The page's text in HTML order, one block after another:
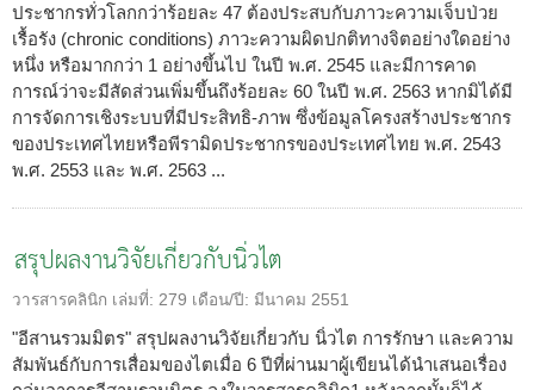
ประชากรทั่วโลกกว่าร้อยละ 47 ต้องประสบกับภาวะความเจ็บป่วย
เรื้อรัง (chronic conditions) ภาวะความผิดปกติทางจิตอย่างใดอย่าง
หนึ่ง หรือมากกว่า 1 อย่างขึ้นไป ในปี พ.ศ. 2545 และมีการคาด
การณ์ว่าจะมีสัดส่วนเพิ่มขึ้นถึงร้อยละ 60 ในปี พ.ศ. 2563 หากมิได้มี
การจัดการเชิงระบบที่มีประสิทธิ-ภาพ ซึ่งข้อมูลโครงสร้างประชากร
ของประเทศไทยหรือพีรามิดประชากรของประเทศไทย พ.ศ. 2543
พ.ศ. 2553 และ พ.ศ. 2563 ...
สรุปผลงานวิจัยเกี่ยวกับนิ่วไต
วารสารคลินิก เล่มที่: 279 เดือน/ปี: มีนาคม 2551
"อีสานรวมมิตร" สรุปผลงานวิจัยเกี่ยวกับ นิ่วไต การรักษา และความ
สัมพันธ์กับการเสื่อมของไตเมื่อ 6 ปีที่ผ่านมาผู้เขียนได้นำเสนอเรื่อง